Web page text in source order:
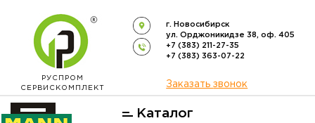
РУСПРОМ
СЕРВИСКОМПЛЕКТ
г. Новосибирск
ул. Орджоникидзе 38, оф. 405
+7 (383) 211-27-35
+7 (383) 363-07-22
Заказать звонок
Каталог